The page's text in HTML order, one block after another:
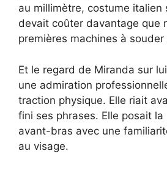
au millimètre, costume italien
devait coûter davantage que
premières machines à souder
Et le regard de Miranda sur
une admiration
traction physique. Elle riait
fini ses phrases. Elle posait la
avant-bras avec une
au visage.